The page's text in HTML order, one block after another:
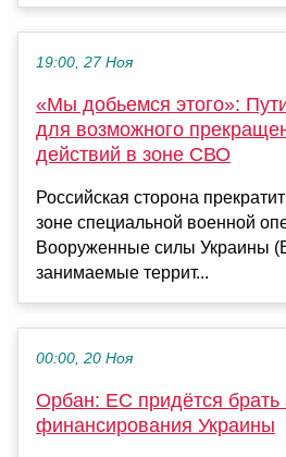
19:00, 27 Ноя
«Мы добьемся этого»:
для возможного
действий в зоне СВО
Российская сторона
зоне специальной военной
Вооруженные силы Украины
занимаемые террит...
00:00, 20 Ноя
Орбан: ЕС придётся брать
финансирования Украины